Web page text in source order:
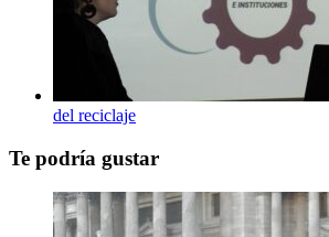
del reciclaje
Te podría gustar